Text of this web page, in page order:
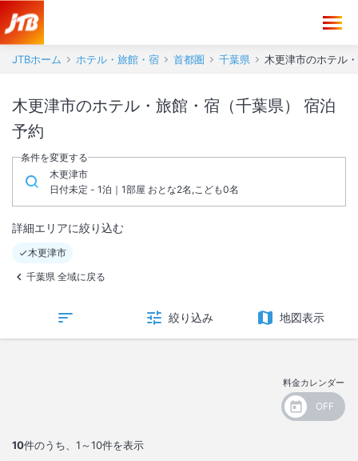
JTBホーム ホテル・旅館・宿 首都圏 千葉県 木更津市のホテル
木更津市のホテル・旅館・宿（千葉県） 宿泊
予約
条件を変更する
木更津市
日付未定 - 1泊｜1部屋 おとな2名,こども0名
詳細エリアに絞り込む
木更津市
千葉県 全域に戻る
絞り込み 地図表示
料金カレンダー
10件のうち、 1～10件を表示